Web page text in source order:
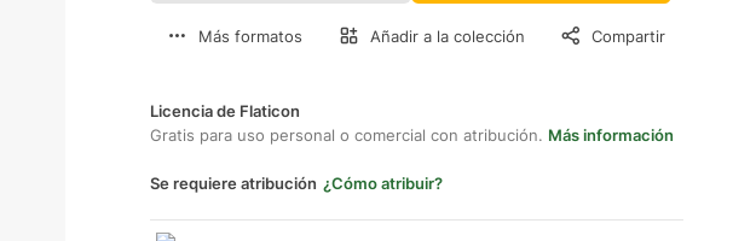
Más formatos Añadir a la colección Compartir
Licencia de Flaticon
Gratis para uso personal o comercial con atribución. Más información
Se requiere atribución ¿Cómo atribuir?